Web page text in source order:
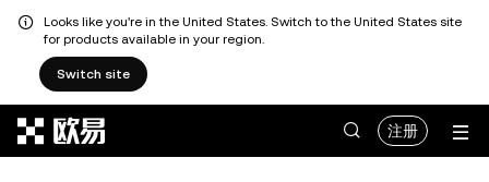
Looks like you're in the United States. Switch to the United States site
for products available in your region.
Switch site
注册